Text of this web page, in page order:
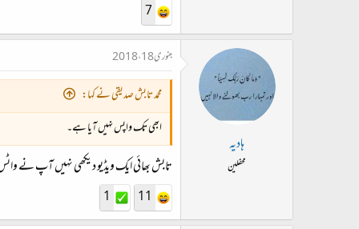
7
ہادیہ
محفلین
جنوری 18، 2018
محمد تابش صدیقی نے کہا:
ابھی تک واپس نہیں آیا ہے۔
تابش بھائی ایک ویڈیو دیکھی نہیں آپ نے
11
1